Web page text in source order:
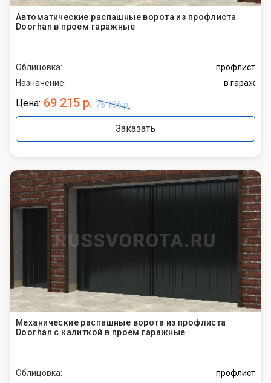
Автоматические распашные ворота из профлиста
Doorhan в проем гаражные
Облицовка:
профлист
Назначение:
в гараж
Цена: 69 215 р. 76 136 р.
Заказать
Механические распашные ворота из профлиста
Doorhan с калиткой в проем гаражные
Облицовка:
профлист